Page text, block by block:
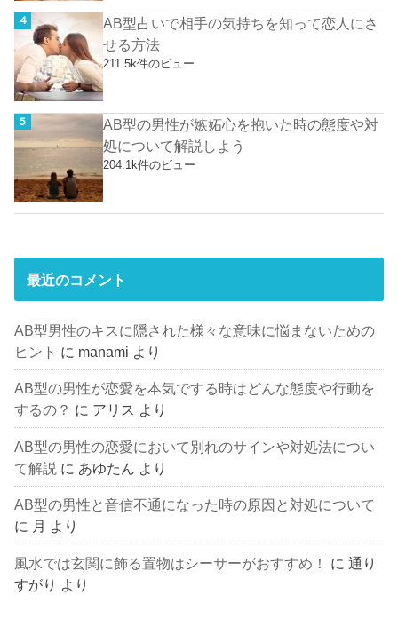
AB型占いで相手の気持ちを知って恋人にさ
せる方法
211.5k件のビュー
AB型の男性が嫉妬心を抱いた時の態度や対
処について解説しよう
204.1k件のビュー
最近のコメント
AB型男性のキスに隠された様々な意味に悩まないための
ヒント に manami より
AB型の男性が恋愛を本気でする時はどんな態度や行動を
するの？ に アリス より
AB型の男性の恋愛において別れのサインや対処法につい
て解説 に あゆたん より
AB型の男性と音信不通になった時の原因と対処について
に 月 より
風水では玄関に飾る置物はシーサーがおすすめ！ に通り
すがり
より